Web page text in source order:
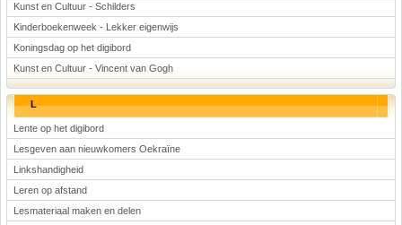
Kunst en Cultuur - Schilders
Kinderboekenweek - Lekker eigenwijs
Koningsdag op het digibord
Kunst en Cultuur - Vincent van Gogh
L
Lente op het digibord
Lesgeven aan nieuwkomers Oekraïne
Linkshandigheid
Leren op afstand
Lesmateriaal maken en delen